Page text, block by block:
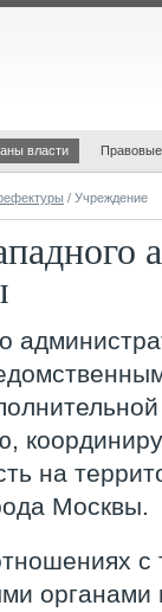
власти
/ Учреждение
на
Москвы.
с
органами